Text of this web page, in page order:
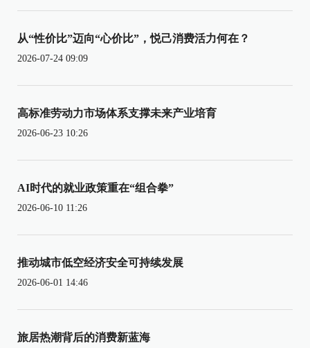
从“性价比”迈向“心价比”，悦己消费活力何在？
2026-07-24 09:09
高标准劳动力市场体系支撑未来产业培育
2026-06-23 10:26
AI时代的就业政策重在“组合拳”
2026-06-10 11:26
推动城市低空经济安全可持续发展
2026-06-01 14:46
旅居热潮背后的消费新蓝海